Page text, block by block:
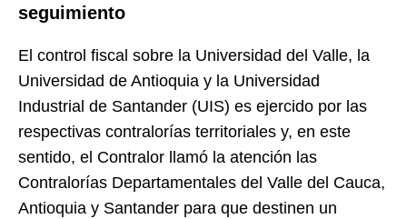
seguimiento
El control fiscal sobre la Universidad del Valle, la
Universidad de Antioquia y la Universidad
Industrial de Santander (UIS) es ejercido por las
respectivas contralorías territoriales y, en este
sentido, el Contralor llamó la atención las
Contralorías Departamentales del Valle del Cauca,
Antioquia y Santander para que destinen un